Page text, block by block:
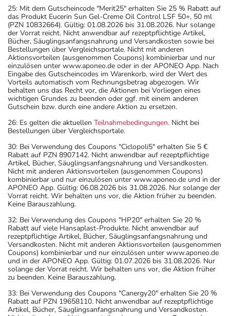
25: Mit dem Gutscheincode "Merit25" erhalten Sie 25 % Rabatt auf
das Produkt Eucerin Sun Gel-Creme Oil Control LSF 50+, 50 ml
(PZN 10832664). Gültig: 01.08.2026 bis 31.08.2026. Nur solange
der Vorrat reicht. Nicht anwendbar auf rezeptpflichtige Artikel,
Bücher, Säuglingsanfangsnahrung und Versandkosten sowie bei
Bestellungen über Vergleichsportale. Nicht mit anderen
Aktionsvorteilen (ausgenommen Coupons) kombinierbar und nur
einzulösen unter www.aponeo.de oder in der APONEO App. Nach
Eingabe des Gutscheincodes im Warenkorb, wird der Wert des
Vorteils automatisch vom Rechnungsbetrag abgezogen. Wir
behalten uns das Recht vor, die Aktionen bei Vorliegen eines
wichtigen Grundes zu beenden oder ggf. mit einem anderen
Gutschein bzw. durch eine andere Aktion zu ersetzen.
26: Es gelten die aktuellen Teilnahmebedingungen. Nicht bei
Bestellungen über Vergleichsportale.
30: Bei Verwendung des Coupons "Ciclopoli5" erhalten Sie 5 €
Rabatt auf PZN 8907142. Nicht anwendbar auf rezeptpflichtige
Artikel, Bücher, Säuglingsanfangsnahrung und Versandkosten.
Nicht mit anderen Aktionsvorteilen (ausgenommen Coupons)
kombinierbar und nur einzulösen unter www.aponeo.de und in der
APONEO App. Gültig: 06.08.2026 bis 31.08.2026. Nur solange der
Vorrat reicht. Wir behalten uns vor, die Aktion früher zu beenden.
Keine Barauszahlung.
32: Bei Verwendung des Coupons "HP20" erhalten Sie 20 %
Rabatt auf viele Hansaplast-Produkte. Nicht anwendbar auf
rezeptpflichtige Artikel, Bücher, Säuglingsanfangsnahrung und
Versandkosten. Nicht mit anderen Aktionsvorteilen (ausgenommen
Coupons) kombinierbar und nur einzulösen unter www.aponeo.de
und in der APONEO App. Gültig: 01.07.2026 bis 31.08.2026. Nur
solange der Vorrat reicht. Wir behalten uns vor, die Aktion früher
zu beenden. Keine Barauszahlung.
33: Bei Verwendung des Coupons "Canergy20" erhalten Sie 20 %
Rabatt auf PZN 19658110. Nicht anwendbar auf rezeptpflichtige
Artikel, Bücher, Säuglingsanfangsnahrung und Versandkosten.